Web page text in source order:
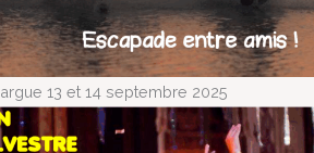
13 et 14 septembre 2025